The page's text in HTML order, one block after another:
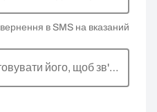
в SMS на вказаний
його, щоб зв'язатися